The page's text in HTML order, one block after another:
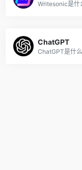
ChatGPT